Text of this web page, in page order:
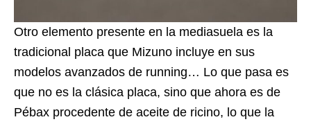
Otro elemento presente en la mediasuela es la
tradicional placa que Mizuno incluye en sus
modelos avanzados de running… Lo que pasa es
que no es la clásica placa, sino que ahora es de
Pébax procedente de aceite de ricino, lo que la